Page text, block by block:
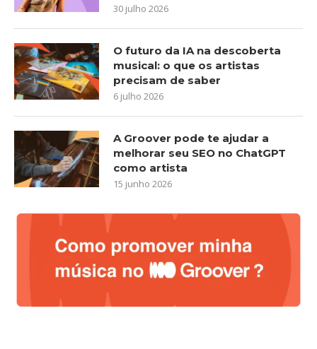
30 julho 2026
O futuro da IA na descoberta
musical: o que os artistas
precisam de saber
6 julho 2026
A Groover pode te ajudar a
melhorar seu SEO no ChatGPT
como artista
15 junho 2026